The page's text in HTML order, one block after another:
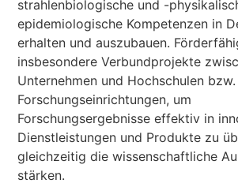
strahlenbiologische und -
epidemiologische Kompetenzen in
erhalten und auszubauen.
insbesondere Verbundprojekte
Unternehmen und Hochschulen bzw.
Forschungseinrichtungen, um
Forschungsergebnisse effektiv in
Dienstleistungen und Produkte zu
gleichzeitig die wissenschaftliche
stärken.